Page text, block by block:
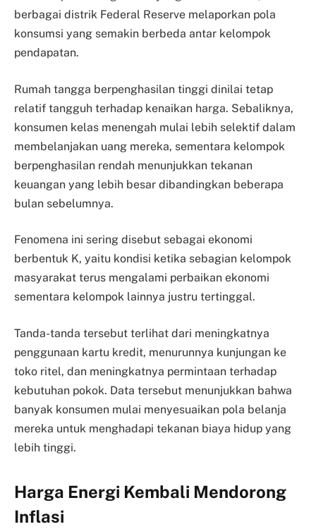
berbagai distrik Federal Reserve melaporkan pola
konsumsi yang semakin berbeda antar kelompok
pendapatan.
Rumah tangga berpenghasilan tinggi dinilai tetap
relatif tangguh terhadap kenaikan harga. Sebaliknya,
konsumen kelas menengah mulai lebih selektif dalam
membelanjakan uang mereka, sementara kelompok
berpenghasilan rendah menunjukkan tekanan
keuangan yang lebih besar dibandingkan beberapa
bulan sebelumnya.
Fenomena ini sering disebut sebagai ekonomi
berbentuk K, yaitu kondisi ketika sebagian kelompok
masyarakat terus mengalami perbaikan ekonomi
sementara kelompok lainnya justru tertinggal.
Tanda-tanda tersebut terlihat dari meningkatnya
penggunaan kartu kredit, menurunnya kunjungan ke
toko ritel, dan meningkatnya permintaan terhadap
kebutuhan pokok. Data tersebut menunjukkan bahwa
banyak konsumen mulai menyesuaikan pola belanja
mereka untuk menghadapi tekanan biaya hidup yang
lebih tinggi.
Harga Energi Kembali Mendorong
Inflasi